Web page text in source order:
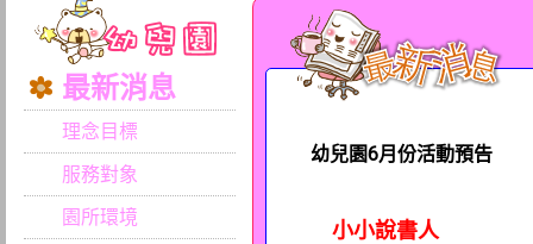
最新消息
理念目標
服務對象
園所環境
幼兒園6月份活動預告
小小說書人